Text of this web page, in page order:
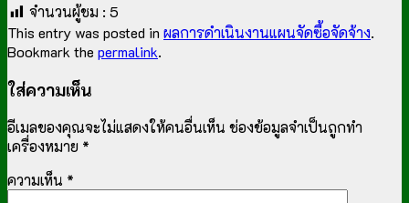
จำนวนผู้ชม : 5
This entry was posted in ผลการดำเนินงานแผนจัดซื้อจัดจ้าง.
Bookmark the permalink.
ใส่ความเห็น
อีเมลของคุณจะไม่แสดงให้คนอื่นเห็น ช่องข้อมูลจำเป็นถูกทำ
เครื่องหมาย *
ความเห็น *